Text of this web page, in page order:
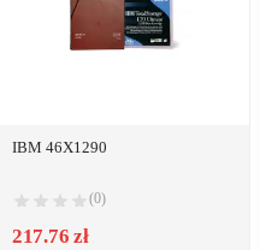
IBM 46X1290
(0)
217.76 zł